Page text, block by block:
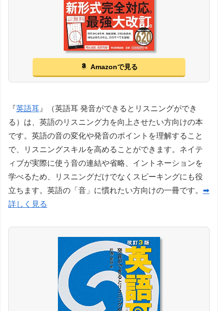
Amazonで見る
『英語耳 』（英語耳 発音ができるとリスニングができ
る）は、英語のリスニング力を向上させたい方向けの本
です。英語の音の変化や発音のポイントを理解すること
で、リスニングスキルを高めることができます。ネイテ
ィブが実際に使う音の連結や省略、イントネーションを
学べるため、リスニングだけでなくスピーキングにも役
立ちます。英語の「音」に慣れたい方向けの一冊です。 ➡
詳しく見る